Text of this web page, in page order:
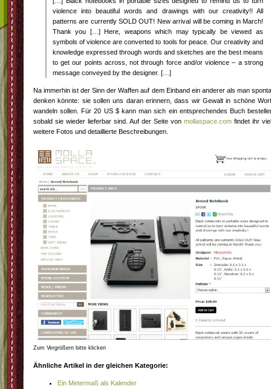
violence into beautiful words and drawings with our creativity!! All
patterns are currently SOLD OUT! New arrival will be coming in March!
Thank you […] Here, weapons which may typically be viewed as
symbols of violence are converted to tools for peace. Our creativity and
knowledge expressed through words and sketches are the best means
to get our points across, not through force and/or violence – a strong
message conveyed by the designer. […]
Na immerhin ist der Sinn der Waffen auf dem Einband ein anderer als man
denken könnte: sie sollen uns daran erinnern, dass wir Gewalt in schöne
wandeln sollen. Für 20 US $ kann man sich ein entsprechendes Buch
sobald sie wieder lieferbar sind. Auf der Seite von mollaspace.com findet ihr
weitere Fotos und detaillierte Beschreibungen.
Zum Vergrößern bitte klicken
Ähnliche Artikel in der gleichen Kategorie:
Ein Metermaß als Kalender